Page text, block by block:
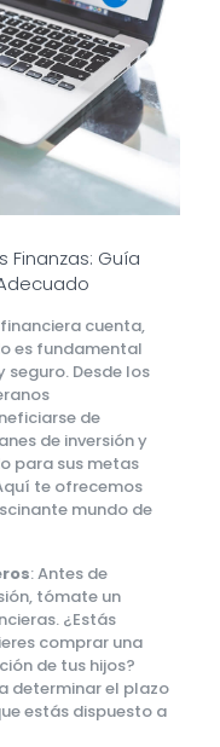
Guía
cuenta,
es fundamental
Desde los
de
de inversión y
para sus metas
te ofrecemos
mundo de
: Antes de
tómate un
¿Estás
comprar una
de tus hijos?
determinar el plazo
estás dispuesto a